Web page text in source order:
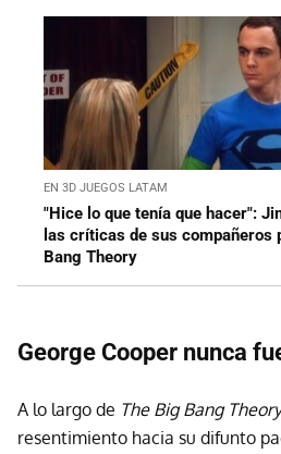
EN 3D JUEGOS LATAM
"Hice lo que tenía que hacer":
las críticas de sus compañeros
Bang Theory
George Cooper nunca
A lo largo de The Big Bang Theory
resentimiento hacia su difunto